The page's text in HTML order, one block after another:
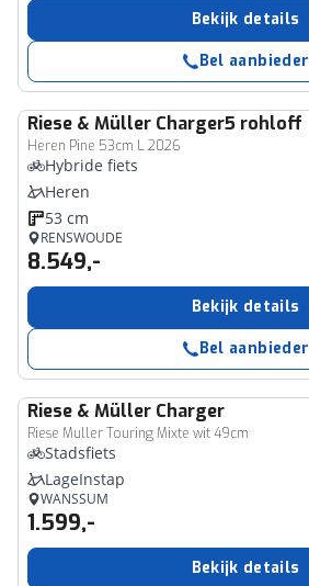
Bekijk details
Bel aanbieder
Riese & Müller Charger5 rohloff
Heren Pine 53cm L 2026
Hybride fiets
Heren
53 cm
RENSWOUDE
8.549,-
Bekijk details
Bel aanbieder
Riese & Müller Charger
Riese Muller Touring Mixte wit 49cm
Stadsfiets
LageInstap
WANSSUM
1.599,-
Bekijk details